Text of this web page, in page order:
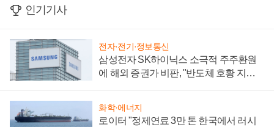
인기기사
전자·전기·정보통신
삼성전자 SK하이닉스 소극적 주주환원
에 해외 증권가 비판, "반도체 호황 지속
화학·에너지
로이터 "정제연료 3만 톤 한국에서 러시